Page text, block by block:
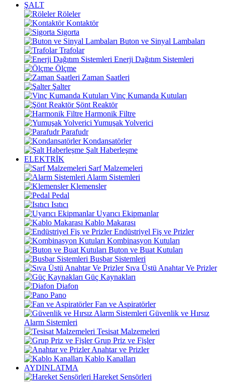
ŞALT
Röleler
Kontaktör
Sigorta
Buton ve Sinyal Lambaları
Trafolar
Enerji Dağıtım Sistemleri
Ölçme
Zaman Saatleri
Şalter
Vinç Kumanda Kutuları
Şönt Reaktör
Harmonik Filtre
Yumuşak Yolverici
Parafudr
Kondansatörler
Şalt Haberleşme
ELEKTRİK
Sarf Malzemeleri
Alarm Sistemleri
Klemensler
Pedal
Isıtıcı
Uyarıcı Ekipmanlar
Kablo Makarası
Endüstriyel Fiş ve Prizler
Kombinasyon Kutuları
Buton ve Buat Kutuları
Busbar Sistemleri
Sıva Üstü Anahtar Ve Prizler
Güç Kaynakları
Diafon
Pano
Fan ve Aspiratörler
Güvenlik ve Hırsız
Alarm Sistemleri
Tesisat Malzemeleri
Grup Priz ve Fişler
Anahtar ve Prizler
Kablo Kanalları
AYDINLATMA
Hareket Sensörleri